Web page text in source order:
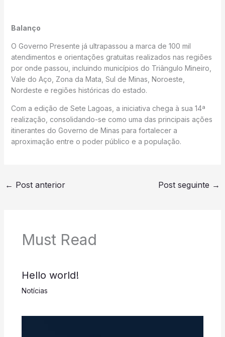
Balanço
O Governo Presente já ultrapassou a marca de 100 mil
atendimentos e orientações gratuitas realizados nas regiões
por onde passou, incluindo municípios do Triângulo Mineiro,
Vale do Aço, Zona da Mata, Sul de Minas, Noroeste,
Nordeste e regiões históricas do estado.
Com a edição de Sete Lagoas, a iniciativa chega à sua 14ª
realização, consolidando-se como uma das principais ações
itinerantes do Governo de Minas para fortalecer a
aproximação entre o poder público e a população.
← Post anterior Post seguinte →
Must Read
Hello world!
Notícias